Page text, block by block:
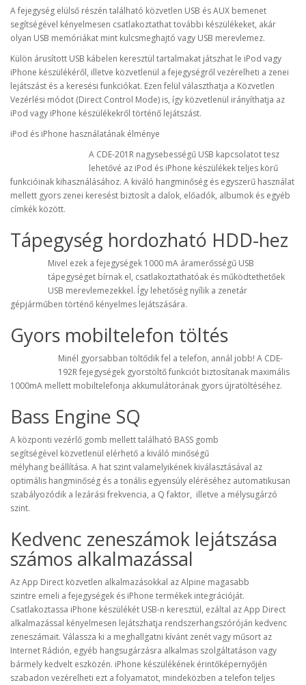
A fejegység elülső részén található közvetlen USB és AUX bemenet
segítségével kényelmesen csatlakoztathat további készülékeket, akár
olyan USB memóriákat mint kulcsmeghajtó vagy USB merevlemez.
Külön árusított USB kábelen keresztül tartalmakat játszhat le iPod vagy
iPhone készülékéről, illetve közvetlenül a fejegységről vezérelheti a zenei
lejátszást és a keresési funkciókat. Ezen felül választhatja a Közvetlen
Vezérlési módot (Direct Control Mode) is, így közvetlenül irányíthatja az
iPod vagy iPhone készülékekről történő lejátszást.
iPod és iPhone használatának élménye
A CDE-201R nagysebességű USB kapcsolatot tesz
lehetővé az iPod és iPhone készülékek teljes körű
funkcióinak kihasználásához. A kiváló hangminőség és egyszerű használat
mellett gyors zenei keresést biztosít a dalok, előadók, albumok és egyéb
címkék között.
Tápegység hordozható HDD-hez
Mivel ezek a fejegységek 1000 mA áramerősségű USB
tápegységet bírnak el, csatlakoztathatóak és működtethetőek
USB merevlemezekkel. Így lehetőség nyílik a zenetár
gépjárműben történő kényelmes lejátszására.
Gyors mobiltelefon töltés
Minél gyorsabban töltődik fel a telefon, annál jobb! A CDE-
192R fejegységek gyorstöltő funkciót biztosítanak maximális
1000mA mellett mobiltelefonja akkumulátorának gyors újratöltéséhez.
Bass Engine SQ
A központi vezérlő gomb mellett található BASS gomb
segítségével közvetlenül elérhető a kiváló minőségű
mélyhang beállítása. A hat szint valamelyikének kiválasztásával az
optimális hangminőség és a tonális egyensúly eléréséhez automatikusan
szabályozódik a lezárási frekvencia, a Q faktor, illetve a mélysugárzó
szint.
Kedvenc zeneszámok lejátszása
számos alkalmazással
Az App Direct közvetlen alkalmazásokkal az Alpine magasabb
szintre emeli a fejegységek és iPhone termékek integrációját.
Csatlakoztassa iPhone készülékét USB-n keresztül, ezáltal az App Direct
alkalmazással kényelmesen lejátszhatja rendszerhangszóróján kedvenc
zeneszámait. Válassza ki a meghallgatni kívánt zenét vagy műsort az
Internet Rádión, egyéb hangsugárzásra alkalmas szolgáltatáson vagy
bármely kedvelt eszközén. iPhone készülékének érintőképernyőjén
szabadon vezérelheti ezt a folyamatot, mindeközben a telefon teljes